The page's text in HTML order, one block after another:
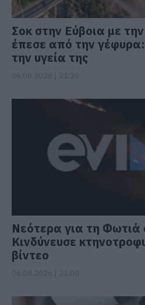
Σοκ στην Εύβοια με
έπεσε από την
την υγεία της
Νεότερα για τη Φωτιά
Κινδύνευσε
βίντεο